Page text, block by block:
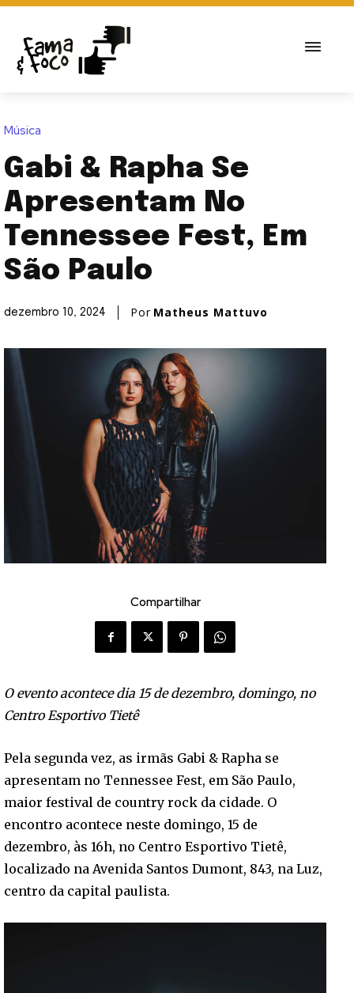
Música
Gabi & Rapha Se
Apresentam No
Tennessee Fest, Em
São Paulo
dezembro 10, 2024 Por Matheus Mattuvo
Compartilhar
O evento acontece dia 15 de dezembro, domingo, no
Centro Esportivo Tietê
Pela segunda vez, as irmãs Gabi & Rapha se
apresentam no Tennessee Fest, em São Paulo,
maior festival de country rock da cidade. O
encontro acontece neste domingo, 15 de
dezembro, às 16h, no Centro Esportivo Tietê,
localizado na Avenida Santos Dumont, 843, na Luz,
centro da capital paulista.